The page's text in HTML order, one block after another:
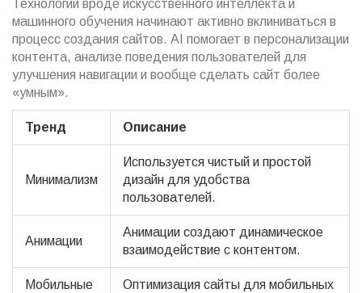
Технологии вроде искусственного интеллекта и
машинного обучения начинают активно вклиниваться в
процесс создания сайтов. AI помогает в персонализации
контента, анализе поведения пользователей для
улучшения навигации и вообще сделать сайт более
«умным».
Тренд Описание
Минимализм
Используется чистый и простой
дизайн для удобства
пользователей.
Анимации
Анимации создают динамическое
взаимодействие с контентом.
Мобильные
Оптимизация сайты для мобильных